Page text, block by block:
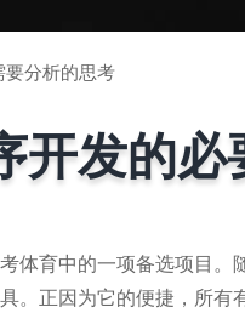
要分析的思考
开发的
体育中的一项备选项目
。正因为它的便捷，所